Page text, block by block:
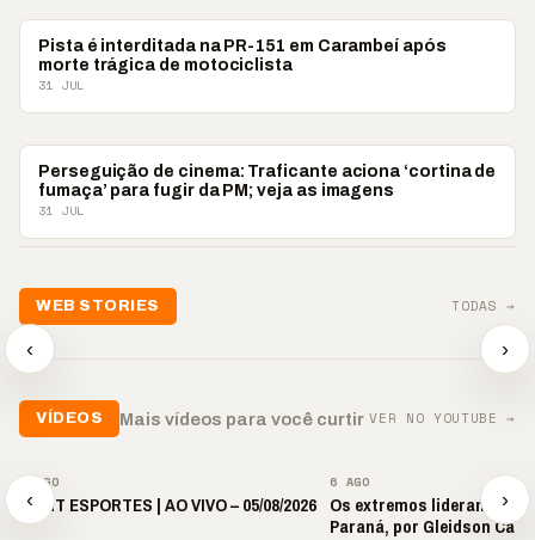
POLICIAL
Pista é interditada na PR-151 em Carambeí após
morte trágica de motociclista
31 JUL
POLICIAL
Perseguição de cinema: Traficante aciona ‘cortina de
fumaça’ para fugir da PM; veja as imagens
31 JUL
WEB STORIES TODAS →
‹
📢 Noite de Louvor
chega com bênçãos e
oração
📢 Coral
Paulino
longo
›
VÍDEOS Mais vídeos para você curtir VER NO YOUTUBE →
‹
6 AGO
🎙️ BNT ESPORTES | AO VIVO – 05/08/2026
6 AGO
Os extremos lideram as
Paraná, por Gleidson
›